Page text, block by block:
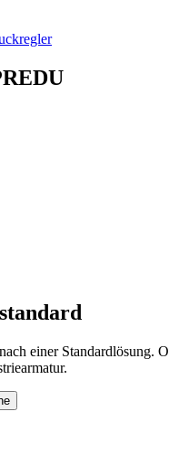
einer Standardlösung.